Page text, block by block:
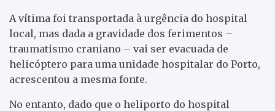
A vítima foi transportada à urgência do hospital
local, mas dada a gravidade dos ferimentos –
traumatismo craniano – vai ser evacuada de
helicóptero para uma unidade hospitalar do Porto,
acrescentou a mesma fonte.
No entanto, dado que o heliporto do hospital